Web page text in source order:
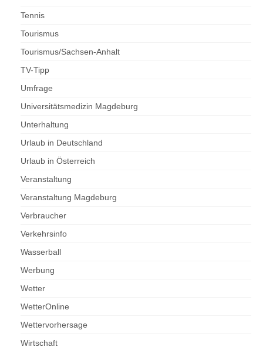
Tennis
Tourismus
Tourismus/Sachsen-Anhalt
TV-Tipp
Umfrage
Universitätsmedizin Magdeburg
Unterhaltung
Urlaub in Deutschland
Urlaub in Österreich
Veranstaltung
Veranstaltung Magdeburg
Verbraucher
Verkehrsinfo
Wasserball
Werbung
Wetter
WetterOnline
Wettervorhersage
Wirtschaft